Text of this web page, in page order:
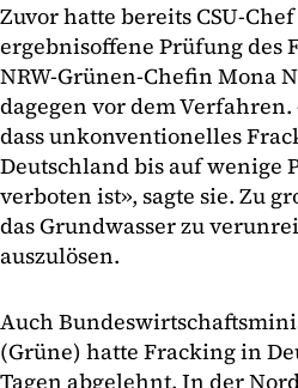
Zuvor hatte bereits CSU-
ergebnisoffene Prüfung des
NRW-Grünen-Chefin Mona
dagegen vor dem Verfahren.
dass unkonventionelles
Deutschland bis auf wenige
verboten ist», sagte sie. Zu
das Grundwasser zu
auszulösen.
Auch
(Grüne) hatte Fracking in
Tagen abgelehnt. In der